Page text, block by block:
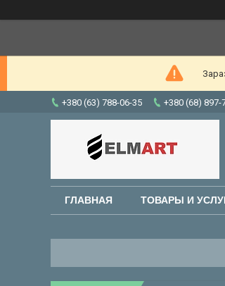
+380 (63) 788-06-35 +380 (68) 897-
ГЛАВНАЯ ТОВАРЫ И